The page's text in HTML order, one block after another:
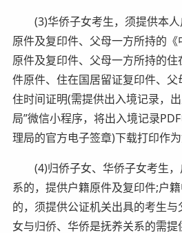
(3)华侨子女考生，须提供本人
原件及复印件、父母一方所持的《
原件及复印件、父母一方所持的
件原件、住在国居留证复印件、
住时间证明(需提供出入境记录，
局”微信小程序，将出入境记录
理局的官方电子签章)下载打印作为
(4)归侨子女、华侨子女考生，
系的，提供户籍原件及复印件;户
的，须提供公证机关出具的考生
女与归侨、华侨是抚养关系的需